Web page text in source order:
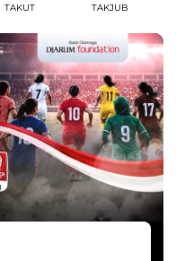
TAKUT TAKJUB